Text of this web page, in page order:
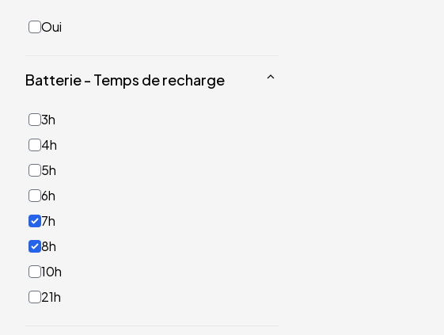
Oui
Batterie - Temps de recharge
3h
4h
5h
6h
7h
8h
10h
21h